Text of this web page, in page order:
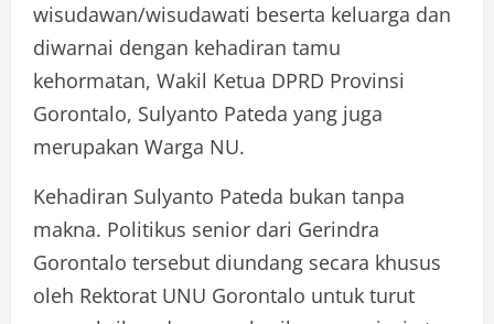
wisudawan/wisudawati beserta keluarga dan
diwarnai dengan kehadiran tamu
kehormatan, Wakil Ketua DPRD Provinsi
Gorontalo, Sulyanto Pateda yang juga
merupakan Warga NU.
Kehadiran Sulyanto Pateda bukan tanpa
makna. Politikus senior dari Gerindra
Gorontalo tersebut diundang secara khusus
oleh Rektorat UNU Gorontalo untuk turut